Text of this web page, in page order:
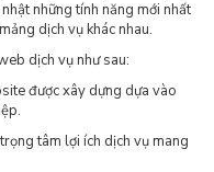
những tính năng mới nhất
dịch vụ khác nhau.
dịch vụ như sau:
được xây dựng dựa vào
tâm lợi ích dịch vụ mang